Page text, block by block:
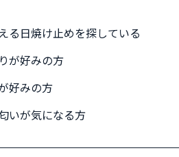
る日焼け止めを探している
が好みの方
好みの方
いが気になる方